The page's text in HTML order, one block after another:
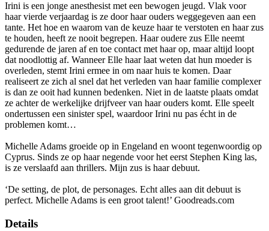
Irini is een jonge anesthesist met een bewogen jeugd. Vlak voor
haar vierde verjaardag is ze door haar ouders weggegeven aan een
tante. Het hoe en waarom van de keuze haar te verstoten en haar zus
te houden, heeft ze nooit begrepen. Haar oudere zus Elle neemt
gedurende de jaren af en toe contact met haar op, maar altijd loopt
dat noodlottig af. Wanneer Elle haar laat weten dat hun moeder is
overleden, stemt Irini ermee in om naar huis te komen. Daar
realiseert ze zich al snel dat het verleden van haar familie complexer
is dan ze ooit had kunnen bedenken. Niet in de laatste plaats omdat
ze achter de werkelijke drijfveer van haar ouders komt. Elle speelt
ondertussen een sinister spel, waardoor Irini nu pas écht in de
problemen komt…
Michelle Adams groeide op in Engeland en woont tegenwoordig op
Cyprus. Sinds ze op haar negende voor het eerst Stephen King las,
is ze verslaafd aan thrillers. Mijn zus is haar debuut.
‘De setting, de plot, de personages. Echt alles aan dit debuut is
perfect. Michelle Adams is een groot talent!’ Goodreads.com
Details